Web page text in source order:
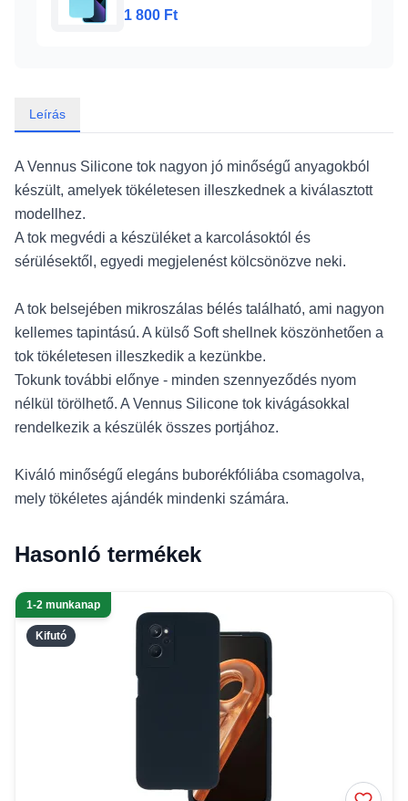
1 800 Ft
Leírás
A Vennus Silicone tok nagyon jó minőségű anyagokból
készült, amelyek tökéletesen illeszkednek a kiválasztott
modellhez.
A tok megvédi a készüléket a karcolásoktól és
sérülésektől, egyedi megjelenést kölcsönözve neki.
A tok belsejében mikroszálas bélés található, ami nagyon
kellemes tapintású. A külső Soft shellnek köszönhetően a
tok tökéletesen illeszkedik a kezünkbe.
Tokunk további előnye - minden szennyeződés nyom
nélkül törölhető. A Vennus Silicone tok kivágásokkal
rendelkezik a készülék összes portjához.
Kiváló minőségű elegáns buborékfóliába csomagolva,
mely tökéletes ajándék mindenki számára.
Hasonló termékek
Kifutó
1-2 munkanap